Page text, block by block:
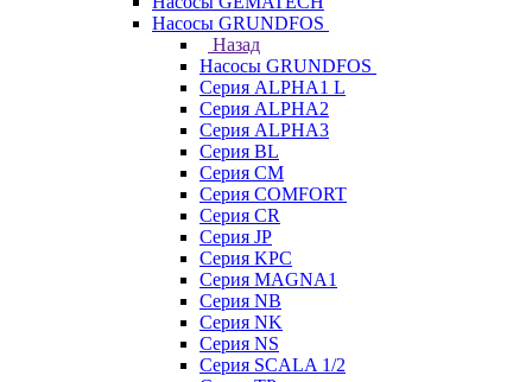
Насосы GRUNDFOS
Назад
Насосы GRUNDFOS
Серия ALPHA1 L
Серия ALPHA2
Серия ALPHA3
Серия BL
Серия CM
Серия COMFORT
Серия CR
Серия JP
Серия KPC
Серия MAGNA1
Серия NB
Серия NK
Серия NS
Серия SCALA 1/2